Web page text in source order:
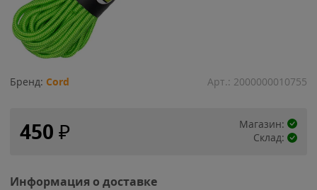
Бренд: Cord Арт.: 2000000010755
450 ₽
Магазин:
Склад:
Информация о доставке